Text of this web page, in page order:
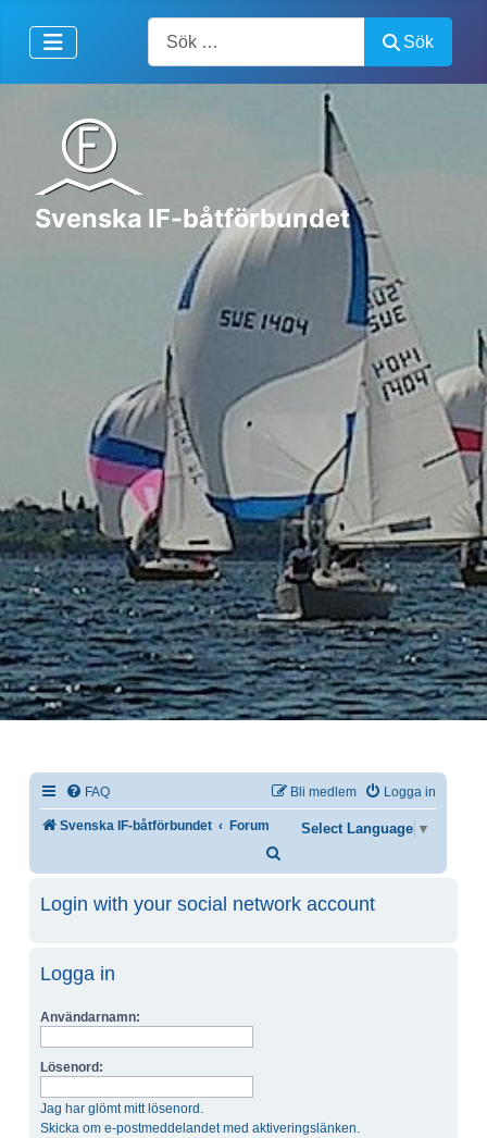
Sök
Svenska IF-båtförbundet
FAQ Logga in
Bli medlem
Svenska IF-båtförbundet Forum Select Language ▼
Login with your social network account
Logga in
Användarnamn:
Lösenord:
Jag har glömt mitt lösenord.
Skicka om e-postmeddelandet med aktiveringslänken.